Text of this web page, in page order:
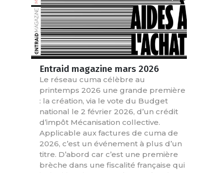
Entraid magazine mars 2026
Le réseau cuma célèbre au
printemps 2026 une grande première
: la création, via le vote du Budget
national le 2 février 2026, d’un crédit
d’impôt Mécanisation collective.
Applicable aux factures de cuma de
2026, c’est un événement à plus d’un
titre. D’abord car c’est une première
brèche dans une fiscalité française qui